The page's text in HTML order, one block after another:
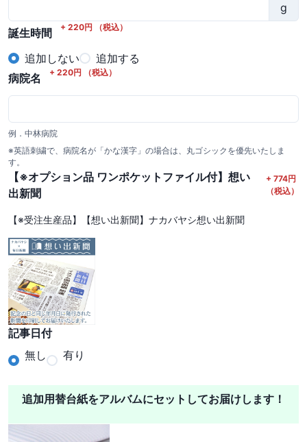
g
誕生時間
+ 220円 （税込）
追加しない
追加する
病院名
+ 220円 （税込）
例．中林病院
※英語刺繍で、病院名が「かな漢字」の場合は、丸ゴシックを優先いたしま
す。
【※オプション品 ワンポケットファイル付】想い
出新聞
+ 774円
（税込）
【※受注生産品】【想い出新聞】ナカバヤシ想い出新聞
記事日付
無し
有り
追加用替台紙をアルバムにセットしてお届けします！